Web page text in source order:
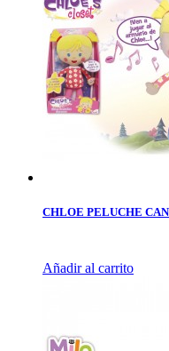
CHLOE PELUCHE
Añadir al carrito